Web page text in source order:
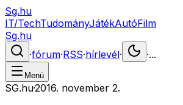
Sg.hu
IT/TechTudományJátékAutóFilm
Sg.hu
·fórum·RSS·hírlevél· ·...
Menü
SG.hu·2016. november 2.